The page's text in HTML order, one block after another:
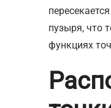
пузыря, что
функциях